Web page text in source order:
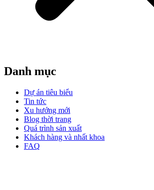
Danh mục
Dự án tiêu biểu
Tin tức
Xu hướng mới
Blog thời trang
Quá trình sản xuất
Khách hàng và nhất khoa
FAQ